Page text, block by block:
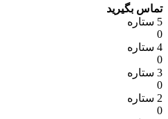
تماس بگیرید
5 ستاره
0
4 ستاره
0
3 ستاره
0
2 ستاره
0